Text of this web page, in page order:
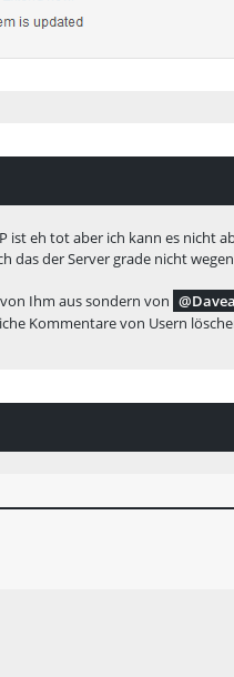
ist eh tot aber ich kann es
der Server grade nicht
Ihm aus sondern von
Kommentare von Usern